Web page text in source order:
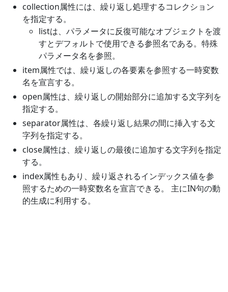
collection属性には、繰り返し処理するコレクション
を指定する。
listは、パラメータに反復可能なオブジェクトを渡
すとデフォルトで使用できる参照名である。特殊
パラメータ名を参照。
item属性では、繰り返しの各要素を参照する一時変数
名を宣言する。
open属性は、繰り返しの開始部分に追加する文字列を
指定する。
separator属性は、各繰り返し結果の間に挿入する文
字列を指定する。
close属性は、繰り返しの最後に追加する文字列を指定
する。
index属性もあり、繰り返されるインデックス値を参
照するための一時変数名を宣言できる。 主にIN句の動
的生成に利用する。